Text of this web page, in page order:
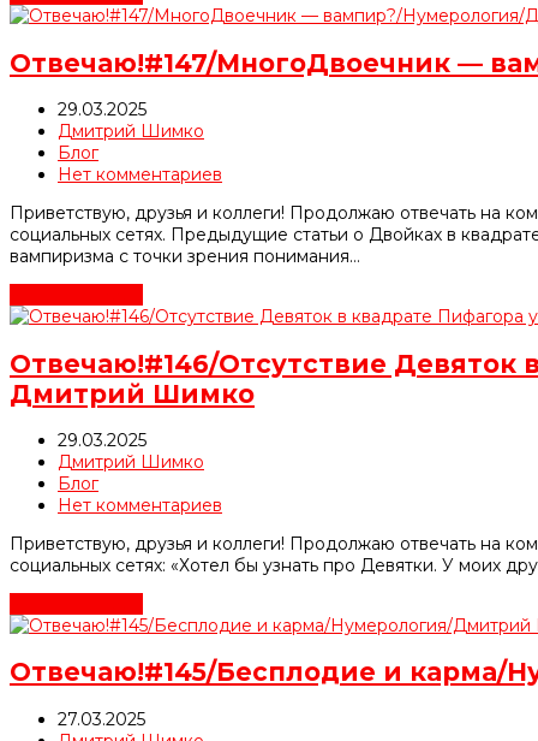
Отвечаю!#147/МногоДвоечник —
29.03.2025
Дмитрий Шимко
Блог
Нет комментариев
Приветствую, друзья и коллеги! Продолжаю отвечать на
социальных сетях. Предыдущие статьи о Двойках в
вампиризма с точки зрения понимания…
Отвечаю!#146/Отсутствие Девяток
Дмитрий Шимко
29.03.2025
Дмитрий Шимко
Блог
Нет комментариев
Приветствую, друзья и коллеги! Продолжаю отвечать на
социальных сетях: «Хотел бы узнать про Девятки. У моих
Отвечаю!#145/Бесплодие и
27.03.2025